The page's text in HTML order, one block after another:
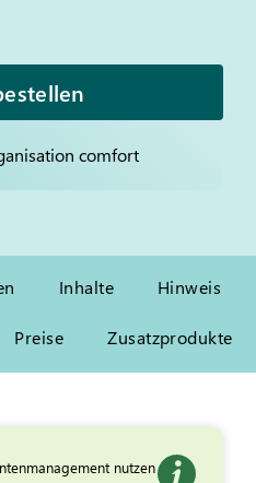
Inhalte Hinweis
Preise Zusatzprodukte
nutzen zu